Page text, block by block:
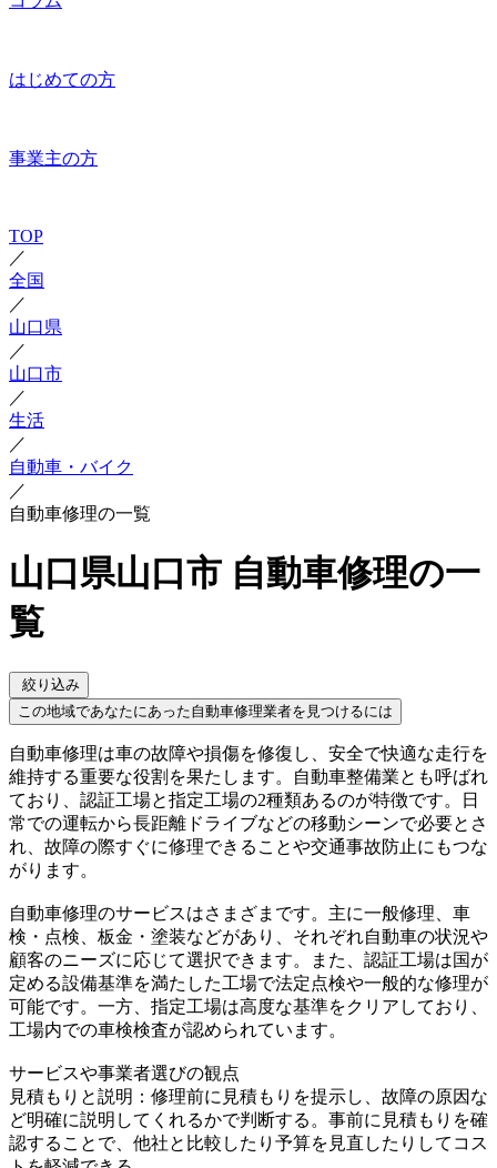
はじめての方
事業主の方
TOP
／
全国
／
山口県
／
山口市
／
生活
／
自動車・バイク
／
自動車修理の一覧
山口県山口市 自動車修理の一
覧
絞り込み
この地域であなたにあった自動車修理業者を見つけるには
自動車修理は車の故障や損傷を修復し、安全で快適な走行を
維持する重要な役割を果たします。自動車整備業とも呼ばれ
ており、認証工場と指定工場の2種類あるのが特徴です。日
常での運転から長距離ドライブなどの移動シーンで必要とさ
れ、故障の際すぐに修理できることや交通事故防止にもつな
がります。
自動車修理のサービスはさまざまです。主に一般修理、車
検・点検、板金・塗装などがあり、それぞれ自動車の状況や
顧客のニーズに応じて選択できます。また、認証工場は国が
定める設備基準を満たした工場で法定点検や一般的な修理が
可能です。一方、指定工場は高度な基準をクリアしており、
工場内での車検検査が認められています。
サービスや事業者選びの観点
見積もりと説明：修理前に見積もりを提示し、故障の原因な
ど明確に説明してくれるかで判断する。事前に見積もりを確
認することで、他社と比較したり予算を見直したりしてコス